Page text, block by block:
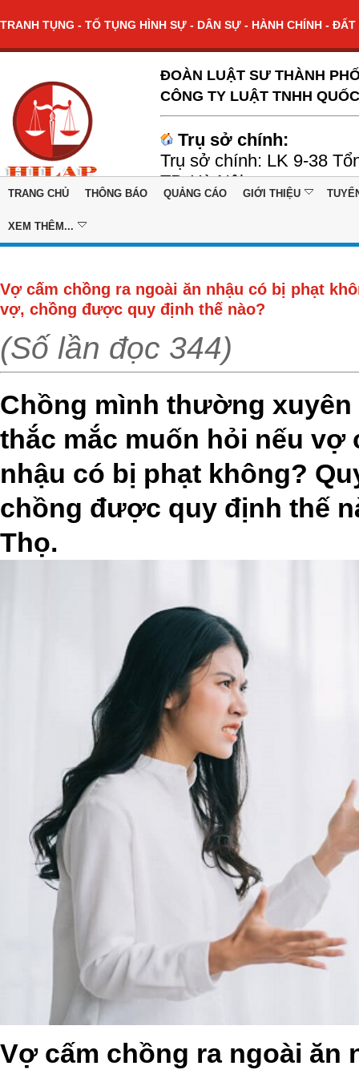
TRANH TỤNG - TỐ TỤNG HÌNH SỰ - DÂN SỰ - HÀNH CHÍNH -
ĐOÀN LUẬT SƯ THÀNH
CÔNG TY LUẬT TNHH
Trụ sở chính:
Trụ sở chính: LK 9-38
TP. Hà Nội
TRANG CHỦ THÔNG BÁO QUẢNG CÁO GIỚI THIỆU
XEM THÊM...
Vợ cấm chồng ra ngoài ăn nhậu có bị phạt
vợ, chồng được quy định thế nào?
(Số lần đọc 344)
Chồng mình thường
thắc mắc muốn hỏi nếu vợ
nhậu có bị phạt không?
chồng được quy định thế
Thọ.
Vợ cấm chồng ra ngoài ăn